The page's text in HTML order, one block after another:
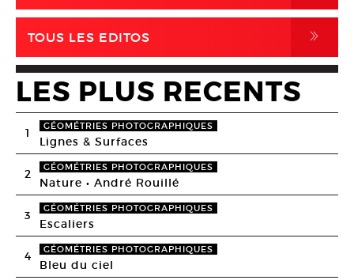
TOUS LES EDITOS ,
LES PLUS RECENTS
1 GÉOMÉTRIES PHOTOGRAPHIQUES
Lignes & Surfaces
2 GÉOMÉTRIES PHOTOGRAPHIQUES
Nature • André Rouillé
3 GÉOMÉTRIES PHOTOGRAPHIQUES
Escaliers
4 GÉOMÉTRIES PHOTOGRAPHIQUES
Bleu du ciel